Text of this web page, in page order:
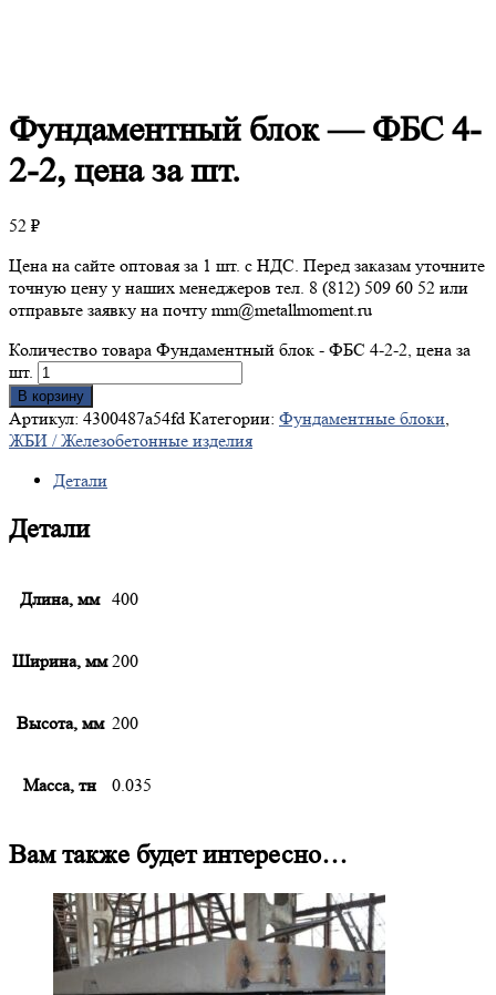
Фундаментныйблок — ФБС 4-
2-2, цена за шт.
52 ₽
Цена на сайте оптовая за 1 шт. с НДС. Перед заказам уточните
точную цену у наших менеджеров тел. 8 (812) 509 60 52 или
отправьте заявку на почту mm@metallmoment.ru
Количество товара Фундаментный блок - ФБС 4-2-2, цена за
шт.
В корзину
Артикул: 4300487a54fd Категории: Фундаментные блоки,
ЖБИ / Железобетонные изделия
Детали
Детали
Длина, мм 400
Ширина, мм 200
Высота, мм 200
Масса, тн 0.035
Вам также будет интересно…